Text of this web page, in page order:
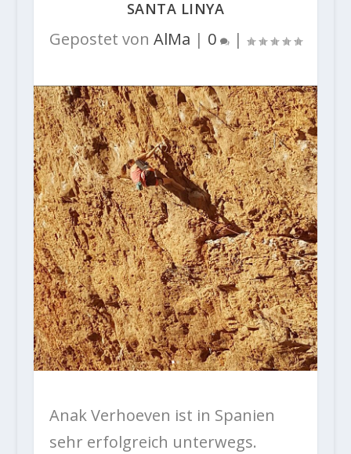
SANTA LINYA
Gepostet von AlMa | 0 |
Anak Verhoeven ist in Spanien
sehr erfolgreich unterwegs.